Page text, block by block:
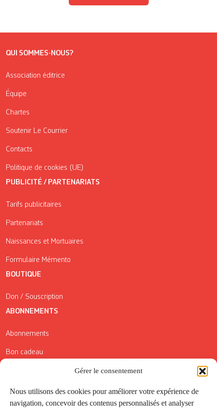
Gérer le consentement
Nous utilisons des cookies pour améliorer votre expérience de
navigation, concevoir des contenus personnalisés et analyser
QUI SOMMES-NOUS?
Association éditrice
Équipe
Chartes
Soutenir Le Courrier
Contacts
Politique de cookies (UE)
PUBLICITÉ / PARTENARIATS
Tarifs publicitaires
Partenariats
Naissances et Mortuaires
Formulaire Mémento
BOUTIQUE
Don / Souscription
ABONNEMENTS
Abonnements
Bon cadeau
Conditions générales de vente
Réductions de la Carte Côté Courrier
Application